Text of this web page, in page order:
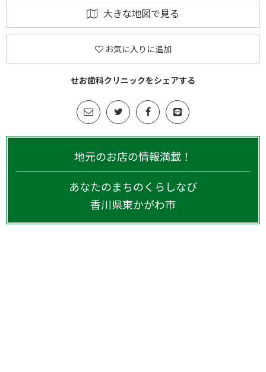
大きな地図で見る
お気に入りに追加
せお歯科クリニックをシェアする
地元のお店の情報満載！
あなたのまちのくらしなび
香川県東かがわ市